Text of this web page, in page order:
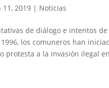
11, 2019 | Noticias
de diálogo e intentos
los comuneros han
protesta a la invasión ilegal